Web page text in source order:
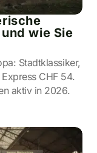
wie Sie
Stadtklassiker,
CHF 54.
aktiv in 2026.